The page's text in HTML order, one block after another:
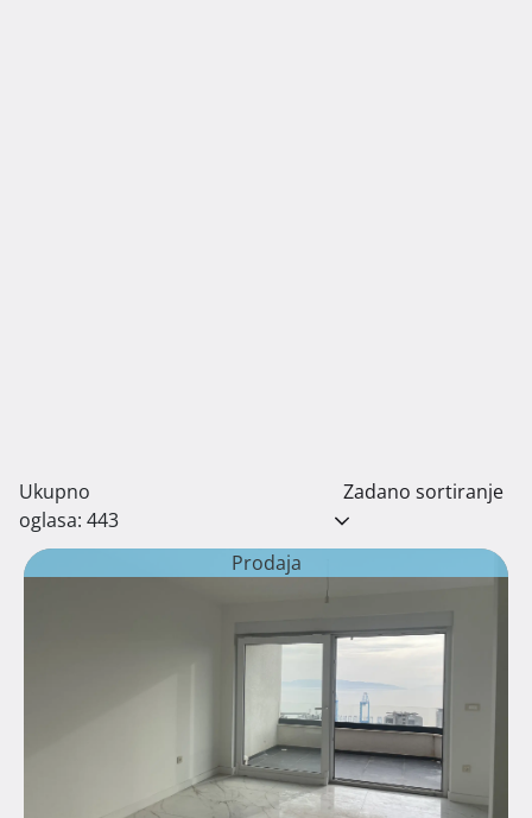
Ukupno
oglasa: 443
Zadano sortiranje
Prodaja